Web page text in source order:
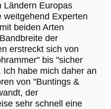
Ländern Europas
weitgehend Experten
beiden Arten
der
erstreckt sich von
bis "sicher
Ich habe mich daher an
von "Buntings &
der
sehr schnell eine